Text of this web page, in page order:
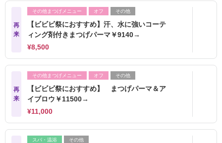
再
来
その他まつげメニュー オフ その他
【ビビビ祭におすすめ】汗、水に強いコーテ
ィング剤付きまつげパーマ￥9140→
¥8,500
再
来
その他まつげメニュー オフ その他
【ビビビ祭におすすめ】 まつげパーマ＆ア
イブロウ￥11500→
¥11,000
スパ・温浴 その他